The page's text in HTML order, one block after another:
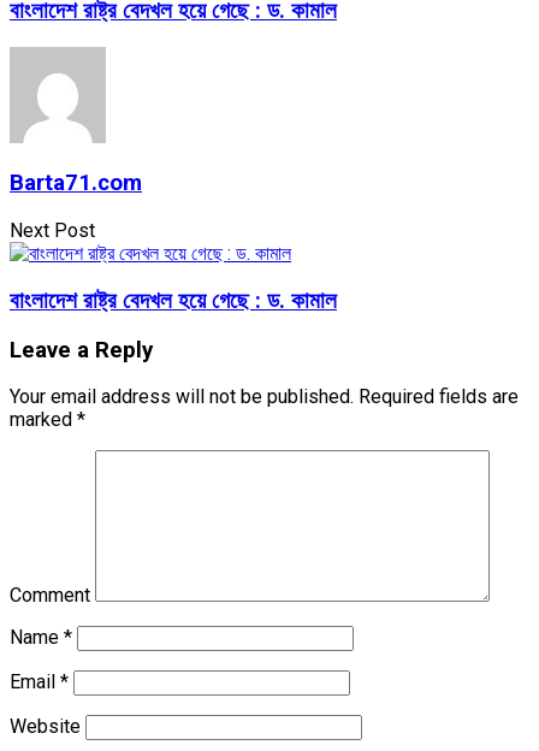
বাংলাদেশ রাষ্ট্র বেদখল হয়ে গেছে : ড. কামাল
Barta71.com
Next Post
বাংলাদেশ রাষ্ট্র বেদখল হয়ে গেছে : ড. কামাল
Leave a Reply
Your email address will not be published. Required fields are
marked *
Comment
Name *
Email *
Website